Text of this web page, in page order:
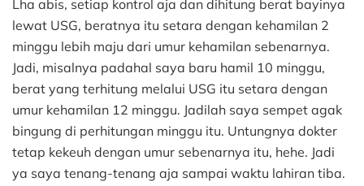
Lha abis, setiap kontrol aja dan dihitung berat bayinya
lewat USG, beratnya itu setara dengan kehamilan 2
minggu lebih maju dari umur kehamilan sebenarnya.
Jadi, misalnya padahal saya baru hamil 10 minggu,
berat yang terhitung melalui USG itu setara dengan
umur kehamilan 12 minggu. Jadilah saya sempet agak
bingung di perhitungan minggu itu. Untungnya dokter
tetap kekeuh dengan umur sebenarnya itu, hehe. Jadi
ya saya tenang-tenang aja sampai waktu lahiran tiba.